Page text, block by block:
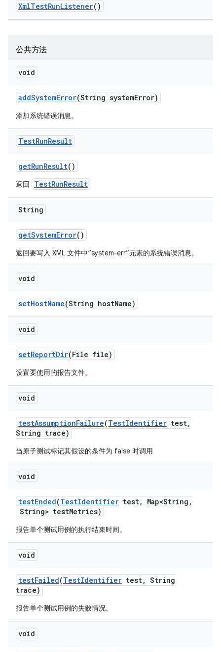
XmlTestRunListener()
公共方法
void
addSystemError(String systemError)
添加系统错误消息。
TestRunResult
getRunResult()
返回 TestRunResult
String
getSystemError()
返回要写入 XML 文件中“system-err”元素的系统错误消息。
void
setHostName(String hostName)
void
setReportDir(File file)
设置要使用的报告文件。
void
testAssumptionFailure(TestIdentifier test,
String trace)
当原子测试标记其假设的条件为 false 时调用
void
testEnded(TestIdentifier test, Map<String ,
String> testMetrics)
报告单个测试用例的执行结束时间。
void
testFailed(TestIdentifier test, String
trace)
报告单个测试用例的失败情况。
void